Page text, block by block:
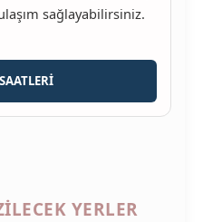
sağlayabilirsiniz.
YERLER